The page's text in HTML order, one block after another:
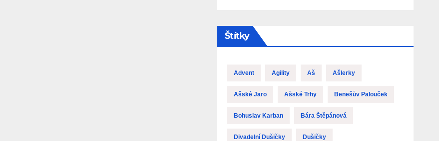
Štítky
Advent Agility Aš Ašlerky
Ašské Jaro Ašské Trhy Benešův Palouček
Bohuslav Karban Bára Štěpánová
Divadelní Dušičky Dušičky